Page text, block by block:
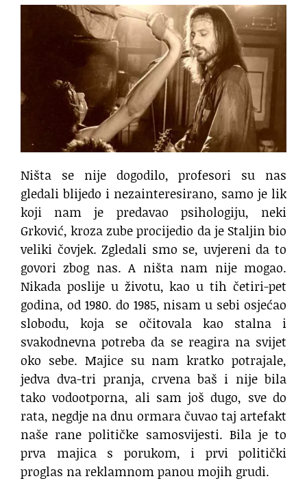
Ništa se nije dogodilo, profesori su nas
gledali blijedo i nezainteresirano, samo je lik
koji nam je predavao psihologiju, neki
Grković, kroza zube procijedio da je Staljin bio
veliki čovjek. Zgledali smo se, uvjereni da to
govori zbog nas. A ništa nam nije mogao.
Nikada poslije u životu, kao u tih četiri-pet
godina, od 1980. do 1985, nisam u sebi osjećao
slobodu, koja se očitovala kao stalna i
svakodnevna potreba da se reagira na svijet
oko sebe. Majice su nam kratko potrajale,
jedva dva-tri pranja, crvena baš i nije bila
tako vodootporna, ali sam još dugo, sve do
rata, negdje na dnu ormara čuvao taj artefakt
naše rane političke samosvijesti. Bila je to
prva majica s porukom, i prvi politički
proglas na reklamnom panou mojih grudi.